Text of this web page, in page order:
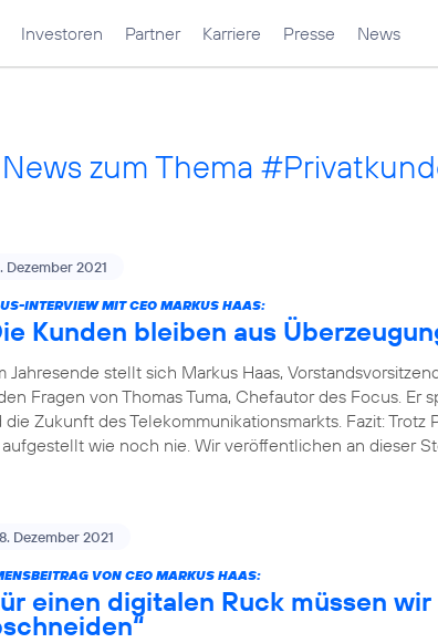
Investoren Partner Karriere Presse News
zum Thema
Dezember 2021
INTERVIEW MIT CEO MARKUS HAAS:
Kunden bleiben aus
Jahresende stellt sich Markus Haas,
Fragen von Thomas Tuma, Chefautor des Focus. Er
die Zukunft des Telekommunikationsmarkts. Fazit: Trotz
wie noch nie. Wir veröffentlichen an dieser
Dezember 2021
VON CEO MARKUS HAAS:
einen digitalen Ruck müssen